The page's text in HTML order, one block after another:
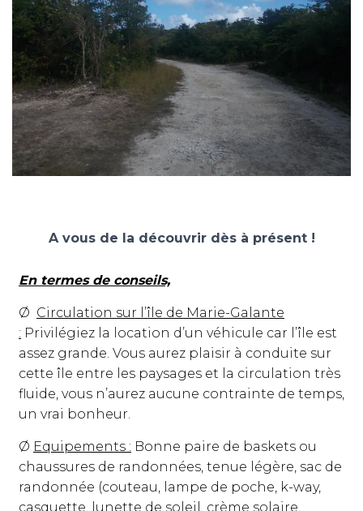
A vous de la découvrir dès à présent !
En termes de conseils,
Ø Circulation sur l’île de Marie-Galante
: Privilégiez la location d’un véhicule car l’île est
assez grande. Vous aurez plaisir à conduite sur
cette île entre les paysages et la circulation très
fluide, vous n’aurez aucune contrainte de temps,
un vrai bonheur.
Ø Equipements : Bonne paire de baskets ou
chaussures de randonnées, tenue légère, sac de
randonnée (couteau, lampe de poche, k-way,
casquette, lunette de soleil, crème solaire,